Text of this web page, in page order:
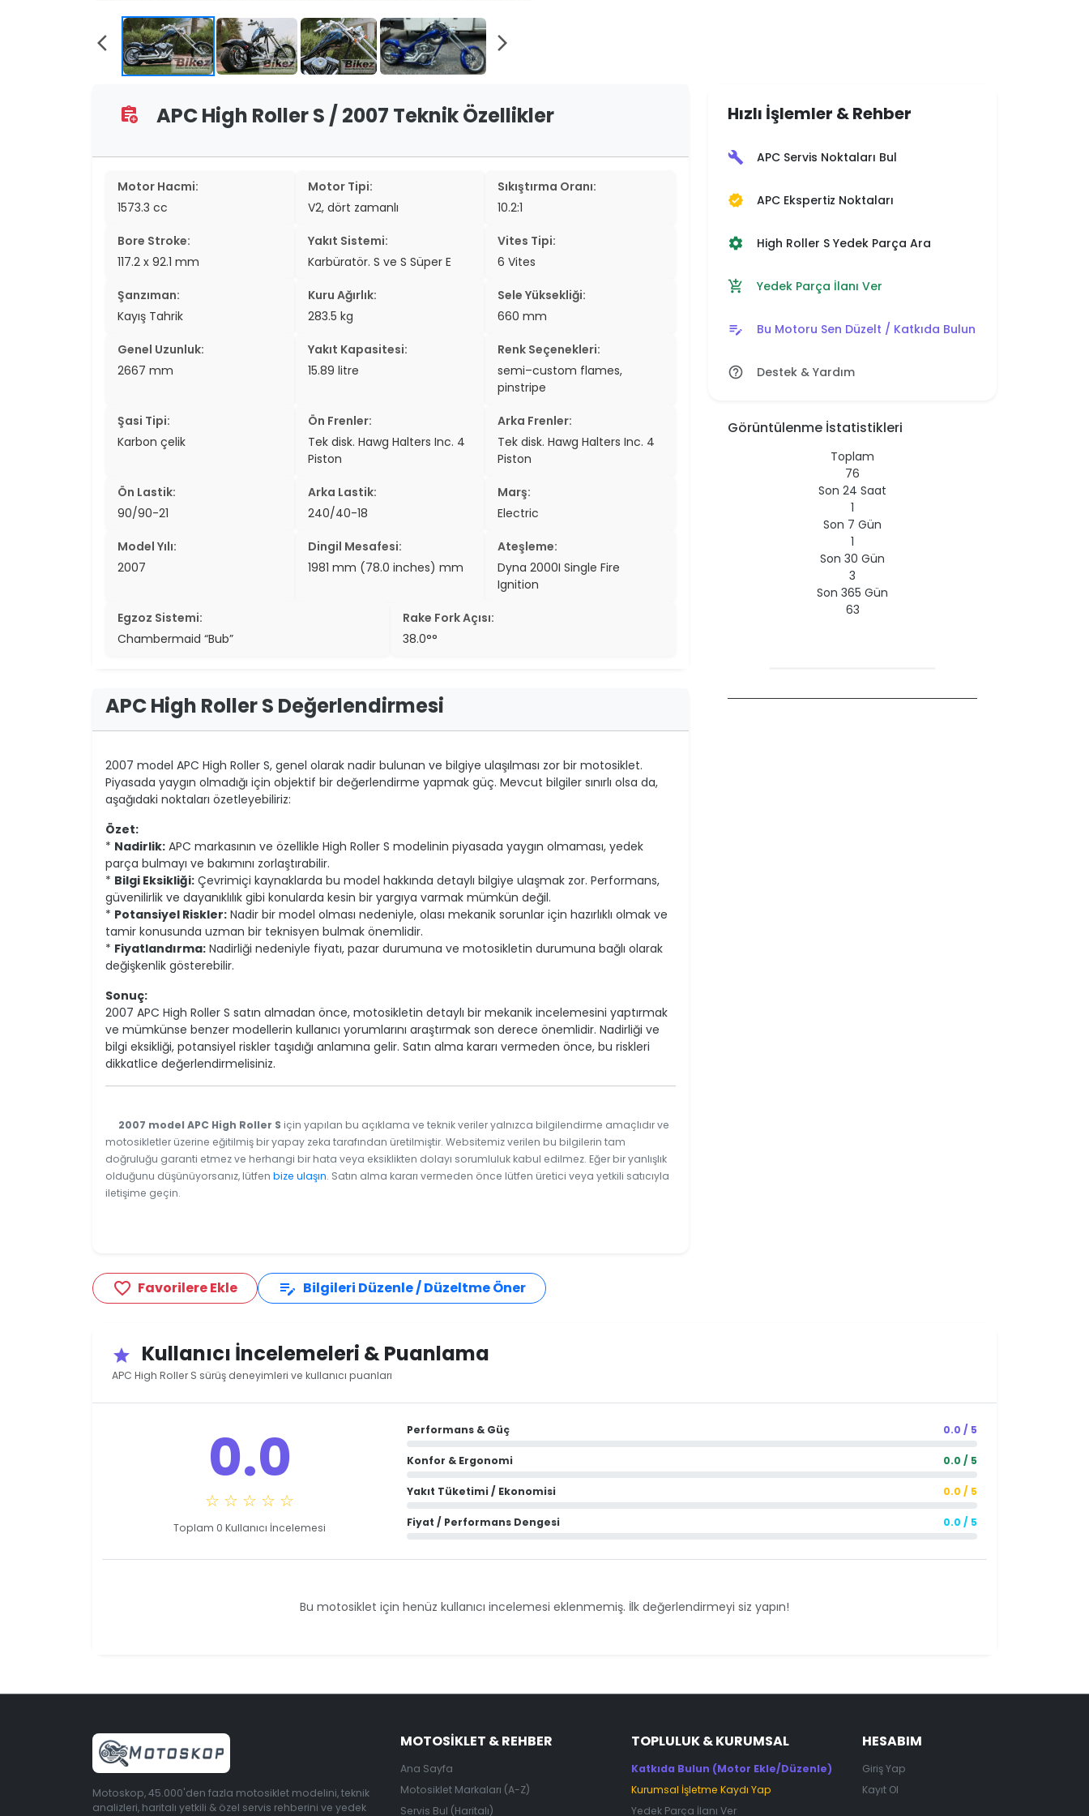
two_wheeler
search
arrow_back_ios arrow_forward_ios
assignment_add APC High Roller S / 2007 Teknik Özellikler
Motor Hacmi:
1573.3 cc
Motor Tipi:
V2, dört zamanlı
Sıkıştırma Oranı:
10.2:1
Bore Stroke:
117.2 x 92.1 mm
Yakıt Sistemi:
Karbüratör. S ve S Süper E
Vites Tipi:
6 Vites
Şanzıman:
Kayış Tahrik
Kuru Ağırlık:
283.5 kg
Sele Yüksekliği:
660 mm
Genel Uzunluk:
2667 mm
Yakıt Kapasitesi:
15.89 litre
Renk Seçenekleri:
semi–custom flames,
pinstripe
Şasi Tipi:
Karbon çelik
Ön Frenler:
Tek disk. Hawg Halters Inc. 4
Piston
Arka Frenler:
Tek disk. Hawg Halters Inc. 4
Piston
Ön Lastik:
90/90-21
Arka Lastik:
240/40-18
Marş:
Electric
Model Yılı:
2007
Dingil Mesafesi:
1981 mm (78.0 inches) mm
Ateşleme:
Dyna 2000I Single Fire
Ignition
Egzoz Sistemi:
Chambermaid “Bub”
Rake Fork Açısı:
38.0°°
APC High Roller S Değerlendirmesi
2007 model APC High Roller S, genel olarak nadir bulunan ve bilgiye ulaşılması zor bir motosiklet.
Piyasada yaygın olmadığı için objektif bir değerlendirme yapmak güç. Mevcut bilgiler sınırlı olsa da,
aşağıdaki noktaları özetleyebiliriz:
Özet:
* Nadirlik: APC markasının ve özellikle High Roller S modelinin piyasada yaygın olmaması, yedek
parça bulmayı ve bakımını zorlaştırabilir.
* Bilgi Eksikliği: Çevrimiçi kaynaklarda bu model hakkında detaylı bilgiye ulaşmak zor. Performans,
güvenilirlik ve dayanıklılık gibi konularda kesin bir yargıya varmak mümkün değil.
* Potansiyel Riskler: Nadir bir model olması nedeniyle, olası mekanik sorunlar için hazırlıklı olmak ve
tamir konusunda uzman bir teknisyen bulmak önemlidir.
* Fiyatlandırma: Nadirliği nedeniyle fiyatı, pazar durumuna ve motosikletin durumuna bağlı olarak
değişkenlik gösterebilir.
Sonuç:
2007 APC High Roller S satın almadan önce, motosikletin detaylı bir mekanik incelemesini yaptırmak
ve mümkünse benzer modellerin kullanıcı yorumlarını araştırmak son derece önemlidir. Nadirliği ve
bilgi eksikliği, potansiyel riskler taşıdığı anlamına gelir. Satın alma kararı vermeden önce, bu riskleri
dikkatlice değerlendirmelisiniz.
2007 model APC High Roller S için yapılan bu açıklama ve teknik veriler yalnızca bilgilendirme amaçlıdır ve
motosikletler üzerine eğitilmiş bir yapay zeka tarafından üretilmiştir. Websitemiz verilen bu bilgilerin tam
doğruluğu garanti etmez ve herhangi bir hata veya eksiklikten dolayı sorumluluk kabul edilmez. Eğer bir yanlışlık
olduğunu düşünüyorsanız, lütfen bize ulaşın. Satın alma kararı vermeden önce lütfen üretici veya yetkili satıcıyla
iletişime geçin.
Hızlı İşlemler & Rehber
build APC Servis Noktaları Bul
verified APC Ekspertiz Noktaları
settings High Roller S Yedek Parça Ara
add_shopping_cart Yedek Parça İlanı Ver
edit_note Bu Motoru Sen Düzelt / Katkıda Bulun
help_outline Destek & Yardım
Görüntülenme İstatistikleri
Toplam
76
Son 24 Saat
1
Son 7 Gün
1
Son 30 Gün
3
Son 365 Gün
63
favorite_border Favorilere Ekle edit_note Bilgileri Düzenle / Düzeltme Öner
star Kullanıcı İncelemeleri & Puanlama
APC High Roller S sürüş deneyimleri ve kullanıcı puanları
0.0
☆ ☆ ☆ ☆ ☆
Toplam 0 Kullanıcı İncelemesi
Performans & Güç 0.0 / 5
Konfor & Ergonomi 0.0 / 5
Yakıt Tüketimi / Ekonomisi 0.0 / 5
Fiyat / Performans Dengesi 0.0 / 5
Bu motosiklet için henüz kullanıcı incelemesi eklenmemiş. İlk değerlendirmeyi siz yapın!
Motoskop, 45.000'den fazla motosiklet modelini, teknik
analizleri, haritalı yetkili & özel servis rehberini ve yedek
MOTOSIKLET & REHBER
Ana Sayfa
Motosiklet Markaları (A-Z)
Servis Bul (Haritalı)
TOPLULUK & KURUMSAL
Katkıda Bulun (Motor Ekle/Düzenle)
Kurumsal İşletme Kaydı Yap
Yedek Parça İlanı Ver
HESABIM
Giriş Yap
Kayıt Ol